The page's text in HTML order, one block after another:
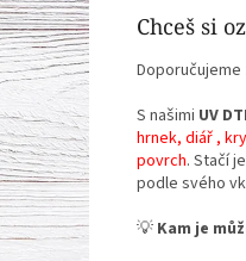
Chceš si
S našimi UV
hrnek, diář ,
povrch. Stačí
podle svého
💡 Kam je